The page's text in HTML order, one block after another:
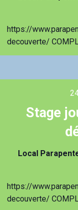
https://
decouverte/
Stage
Local
https://
decouverte/